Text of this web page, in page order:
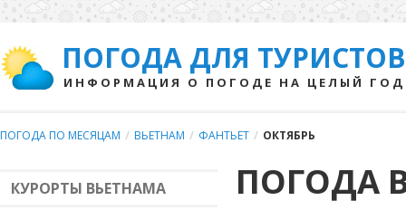
ПОГОДА ДЛЯ ТУРИСТОВ
ИНФОРМАЦИЯ О ПОГОДЕ НА ЦЕЛЫЙ ГОД
ПОГОДА ПО МЕСЯЦАМ / ВЬЕТНАМ / ФАНТЬЕТ / ОКТЯБРЬ
КУРОРТЫ ВЬЕТНАМА ПОГОДА